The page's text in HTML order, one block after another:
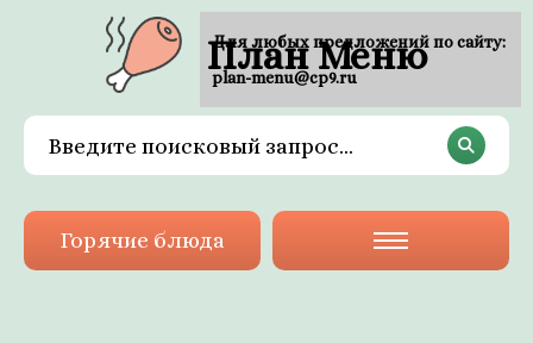
План Меню
Горячие блюда
Для любых предложений по сайту:
plan-menu@cp9.ru